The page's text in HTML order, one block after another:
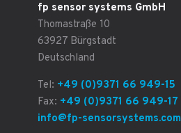
fp sensor systems GmbH
Thomastraße 10
63927 Bürgstadt
Deutschland
Tel: +49 (0)9371 66 949-15
Fax: +49 (0)9371 66 949-17
info@fp-sensorsystems.com